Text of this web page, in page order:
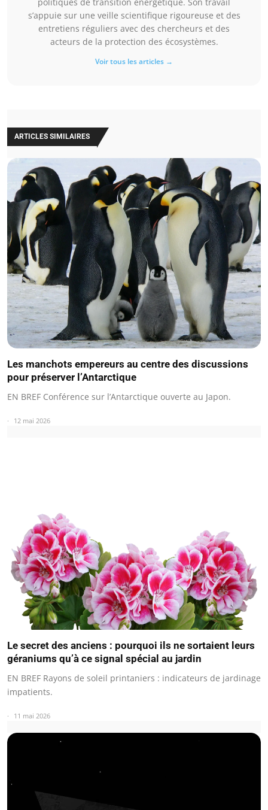
politiques de transition énergétique. Son travail
s’appuie sur une veille scientifique rigoureuse et des
entretiens réguliers avec des chercheurs et des
acteurs de la protection des écosystèmes.
Voir tous les articles →
ARTICLES SIMILAIRES
Les manchots empereurs au centre des discussions
pour préserver l’Antarctique
EN BREF Conférence sur l’Antarctique ouverte au Japon.
12 mai 2026
Le secret des anciens : pourquoi ils ne sortaient leurs
géraniums qu’à ce signal spécial au jardin
EN BREF Rayons de soleil printaniers : indicateurs de jardinage
impatients.
11 mai 2026